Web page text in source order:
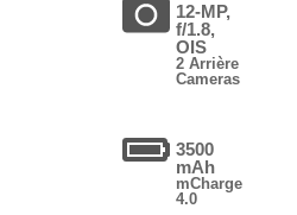
12-MP,
f/1.8,
OIS
2 Arrière
Cameras
3500
mAh
mCharge
4.0